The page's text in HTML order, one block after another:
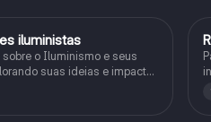
iluministas
o Iluminismo e seus
suas ideias e impacto